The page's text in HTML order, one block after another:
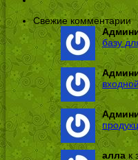
Свежие комментарии
базу
алла к